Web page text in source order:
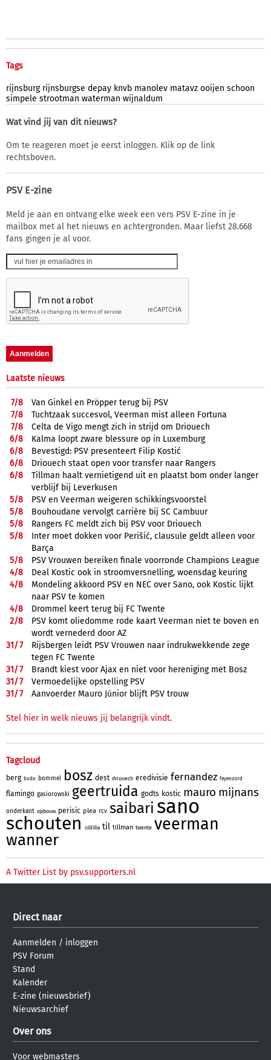
Tags
rijnsburg rijnsburgse depay knvb manolev matavz ooijen schoon
simpele strootman waterman wijnaldum
Wat vind jij van dit nieuws?
Om te reageren moet je eerst inloggen. Klik op de link
rechtsboven.
PSV E-zine
Meld je aan en ontvang elke week een vers PSV E-zine in je
mailbox met al het nieuws en achtergronden. Maar liefst 28.668
fans gingen je al voor.
Laatste nieuws
7/8
Van Ginkel en Pröpper terug bij PSV
7/8
Tuchtzaak succesvol, Veerman mist alleen Fortuna
7/8
Celta de Vigo mengt zich in strijd om Driouech
6/8
Kalma loopt zware blessure op in Luxemburg
6/8
Bevestigd: PSV presenteert Filip Kostić
6/8
Driouech staat open voor transfer naar Rangers
6/8
Tillman haalt vernietigend uit en plaatst bom onder langer
verblijf bij Leverkusen
5/8
PSV en Veerman weigeren schikkingsvoorstel
5/8
Bouhoudane vervolgt carrière bij SC Cambuur
5/8
Rangers FC meldt zich bij PSV voor Driouech
5/8
Inter moet dokken voor Perišić, clausule geldt alleen voor
Barça
5/8
PSV Vrouwen bereiken finale voorronde Champions League
4/8
Deal Kostic ook in stroomversnelling, woensdag keuring
4/8
Mondeling akkoord PSV en NEC over Sano, ook Kostic lijkt
naar PSV te komen
4/8
Drommel keert terug bij FC Twente
2/8
PSV komt oliedomme rode kaart Veerman niet te boven en
wordt vernederd door AZ
31/7
Rijsbergen leidt PSV Vrouwen naar indrukwekkende zege
tegen FC Twente
31/7
Brandt kiest voor Ajax en niet voor hereniging met Bosz
31/7
Vermoedelijke opstelling PSV
31/7 Aanvoerder Mauro Júnior blijft PSV trouw
Stel hier in welk nieuws jij belangrijk vindt.
Tagcloud
berg bodo bommel bosz dest driouech eredivisie fernandez feyenoord
flamingo gasiorowski geertruida godts kostic mauro mijnans
onderkant opbouw perisic plea rcv saibari sano
schouten sildillia til tillman twente veerman
wanner
A Twitter List by psv.supporters.nl
Direct naar
Aanmelden / inloggen
PSV Forum
Stand
Kalender
E-zine (nieuwsbrief)
Nieuwsarchief
Over ons
Voor webmasters